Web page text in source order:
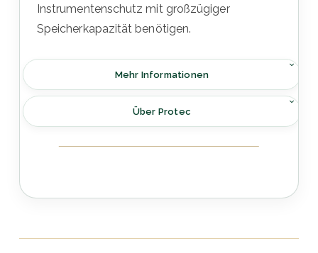
Instrumentenschutz mit großzügiger
Speicherkapazität benötigen.
Mehr Informationen
Über Protec